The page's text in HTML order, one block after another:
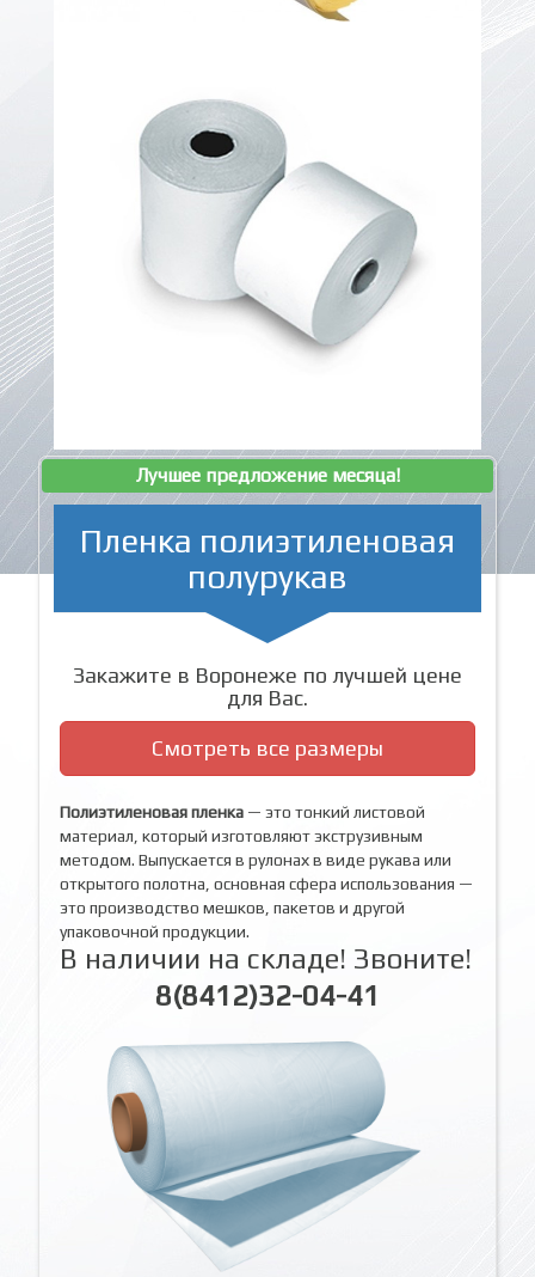
Лучшее предложение месяца!
Пленка полиэтиленовая
полурукав
Закажите в Воронеже по лучшей цене
для Вас.
Смотреть все размеры
Полиэтиленовая пленка — это тонкий листовой
материал, который изготовляют экструзивным
методом. Выпускается в рулонах в виде рукава или
открытого полотна, основная сфера использования —
это производство мешков, пакетов и другой
упаковочной продукции.
В наличии на складе! Звоните!
8(8412)32-04-41